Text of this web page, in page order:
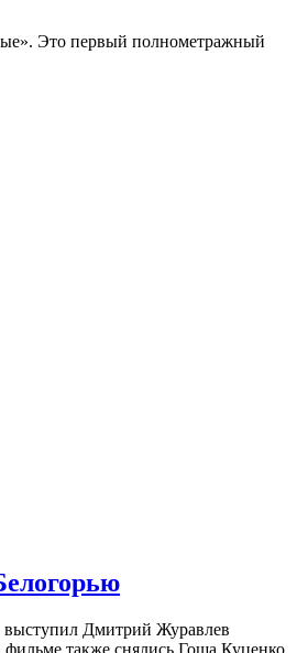
Это первый полнометражный
выступил Дмитрий Журавлев